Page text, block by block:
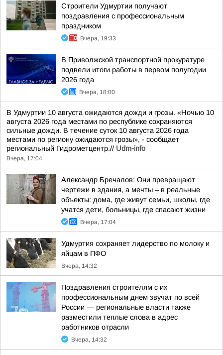
Строители Удмуртии получают
поздравления с профессиональным
праздником
Вчера, 19:33
В Приволжской транспортной прокуратуре
подвели итоги работы в первом полугодии
2026 года
Вчера, 18:00
В Удмуртии 10 августа ожидаются дожди и грозы. «Ночью 10
августа 2026 года местами по республике сохраняются
сильные дожди. В течение суток 10 августа 2026 года
местами по региону ожидаются грозы», - сообщает
региональный Гидрометцентр.// Udm-info
Вчера, 17:04
Александр Бречалов: Они превращают
чертежи в здания, а мечты – в реальные
объекты: дома, где живут семьи, школы, где
учатся дети, больницы, где спасают жизни
Вчера, 17:04
Удмуртия сохраняет лидерство по молоку и
яйцам в ПФО
Вчера, 14:32
Поздравления строителям с их
профессиональным днем звучат по всей
России — региональные власти также
разместили теплые слова в адрес
работников отрасли
Вчера, 14:32